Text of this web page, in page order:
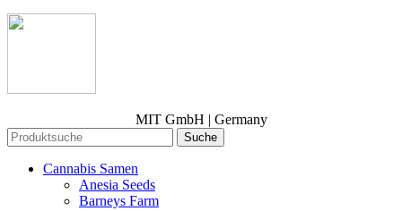
MIT GmbH | Germany
Suche
Cannabis Samen
Anesia Seeds
Barneys Farm